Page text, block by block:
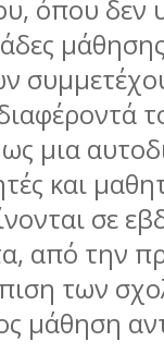
όπου δεν
µια
και
σε
από την
των
µάθηση